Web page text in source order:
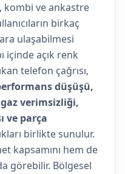
kombi ve ankastre
birkaç
ulaşabilmesi
içinde açık renk
telefon çağrısı,
düşüşü,
verimsizliği,
ve parça
birlikte sunulur.
kapsamını hem de
görebilir. Bölgesel